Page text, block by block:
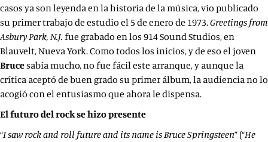
casos ya son leyenda en la historia de la música, vio publicado
su primer trabajo de estudio el 5 de enero de 1973.Greetings from
Asbury Park, N.J. fue grabado en los 914 Sound Studios, en
Blauvelt, Nueva York. Como todos los inicios, y de eso el joven
Brucesabía mucho, no fue fácil este arranque, y aunque la
crítica aceptó de buen grado su primer álbum, la audiencia no lo
acogió con el entusiasmo que ahora le dispensa.
El futuro del rock se hizo presente
“I saw rock and roll future and its name is Bruce Springsteen” (“He